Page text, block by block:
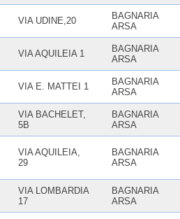
VIA UDINE,20
BAGNARIA
ARSA
VIA AQUILEIA 1
BAGNARIA
ARSA
VIA E. MATTEI 1
BAGNARIA
ARSA
VIA BACHELET,
5B
BAGNARIA
ARSA
VIA AQUILEIA,
29
BAGNARIA
ARSA
VIA LOMBARDIA
17
BAGNARIA
ARSA